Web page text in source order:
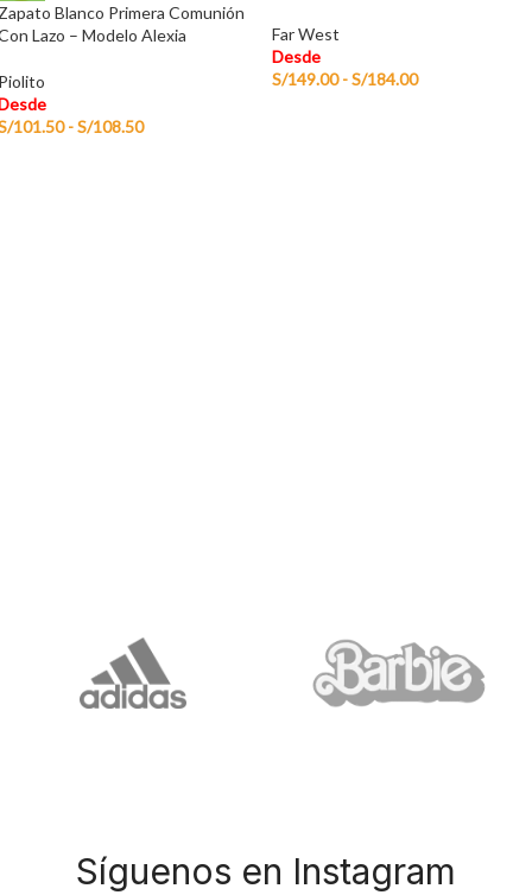
Blanco Primera Comunión
Lazo – Modelo Alexia
101.50 - S/108.50
Far West
Desde
S/149.00 -S/184.00
Síguenos en Instagram